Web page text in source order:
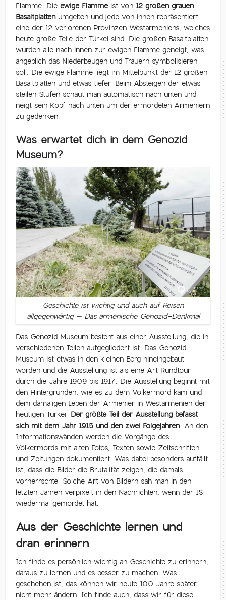
Flamme. Dieewige Flammeist von 12 großen grauen
Basaltplattenumgeben und jede von ihnen repräsentiert
eine der 12 verlorenen Provinzen Westarmeniens, welches
heute große Teile der Türkei sind. Die großen Basaltplatten
wurden alle nach innen zur ewigen Flamme geneigt, was
angeblich das Niederbeugen und Trauern symbolisieren
soll. Die ewige Flamme liegt im Mittelpunkt der 12 großen
Basaltplatten und etwas tiefer. Beim Absteigen der etwas
steilen Stufen schaut man automatisch nach unten und
neigt sein Kopf nach unten um der ermordeten Armeniern
zu gedenken.
Was erwartet dich in dem Genozid
Museum?
Geschichte ist wichtig und auch auf Reisen
allgegenwärtig – Das armenische Genozid-Denkmal
Das Genozid Museum besteht aus einer Ausstellung, die in
verschiedenen Teilen aufgegliedert ist. Das Genozid
Museum ist etwas in den kleinen Berg hineingebaut
worden und die Ausstellung ist als eine Art Rundtour
durch die Jahre 1909 bis 1917. Die Ausstellung beginnt mit
den Hintergründen, wie es zu dem Völkermord kam und
dem damaligen Leben der Armenier in Westarmenien der
heutigen Türkei. Der größte Teil der Ausstellung befasst
sich mit dem Jahr 1915 und den zwei Folgejahren. An den
Informationswänden werden die Vorgänge des
Völkermords mit alten Fotos, Texten sowie Zeitschriften
und Zeitungen dokumentiert. Was dabei besonders auffällt
ist, dass die Bilder die Brutalität zeigen, die damals
vorherrschte. Solche Art von Bildern sah man in den
letzten Jahren verpixelt in den Nachrichten, wenn der IS
wiedermal gemordet hat.
Aus der Geschichte lernen und
dran erinnern
Ich finde es persönlich wichtig an Geschichte zu erinnern,
daraus zu lernen und es besser zu machen. Was
geschehen ist, das können wir heute 100 Jahre später
nicht mehr ändern. Ich finde auch, dass wir für diese